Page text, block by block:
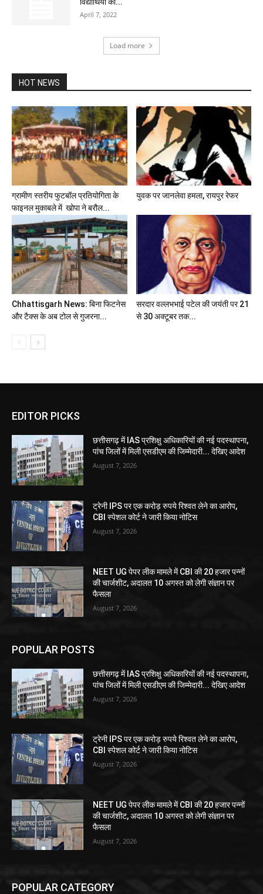
April 7, 2022
Load more
HOT NEWS
ग्रामीण स्तरीय फुटबॉल प्रतियोगिता के
फाइनल मुकाबले में खोपा ने बरौल...
युवक पर जानलेवा हमला, रायपुर रेफर
Chhattisgarh News: बिना फिटनेस
और टैक्स के अब टोल से गुजरना...
सरदार वल्लभभाई पटेल की जयंती पर 21
से 30 अक्टूबर तक...
EDITOR PICKS
छत्तीसगढ़ में IAS प्रशिक्षु अधिकारियों की नई पदस्थापना,
पांच जिलों में मिली एसडीएम की जिम्मेदारी... देखिए आदेश
August 7, 2026
ट्रेनी IPS पर एक करोड़ रुपये रिश्वत लेने का आरोप,
CBI स्पेशल कोर्ट ने जारी किया नोटिस
August 7, 2026
NEET UG पेपर लीक मामले में CBI की 20 हजार पन्नों
की चार्जशीट, अदालत 10 अगस्त को लेगी संज्ञान पर
फैसला
August 7, 2026
POPULAR POSTS
छत्तीसगढ़ में IAS प्रशिक्षु अधिकारियों की नई पदस्थापना,
पांच जिलों में मिली एसडीएम की जिम्मेदारी... देखिए आदेश
August 7, 2026
ट्रेनी IPS पर एक करोड़ रुपये रिश्वत लेने का आरोप,
CBI स्पेशल कोर्ट ने जारी किया नोटिस
August 7, 2026
NEET UG पेपर लीक मामले में CBI की 20 हजार पन्नों
की चार्जशीट, अदालत 10 अगस्त को लेगी संज्ञान पर
फैसला
August 7, 2026
POPULAR CATEGORY